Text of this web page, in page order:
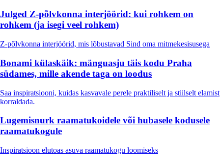
Julged Z-põlvkonna interjöörid: kui rohkem on
rohkem (ja isegi veel rohkem)
Z-põlvkonna interjöörid, mis lõbustavad Sind oma mitmekesisusega
Bonami külaskäik: mänguasju täis kodu Praha
südames, mille akende taga on loodus
Saa inspiratsiooni, kuidas kasvavale perele praktiliselt ja stiilselt elamist
korraldada.
Lugemisnurk raamatukoidele või hubasele kodusele
raamatukogule
Inspiratsioon elutoas asuva raamatukogu loomiseks